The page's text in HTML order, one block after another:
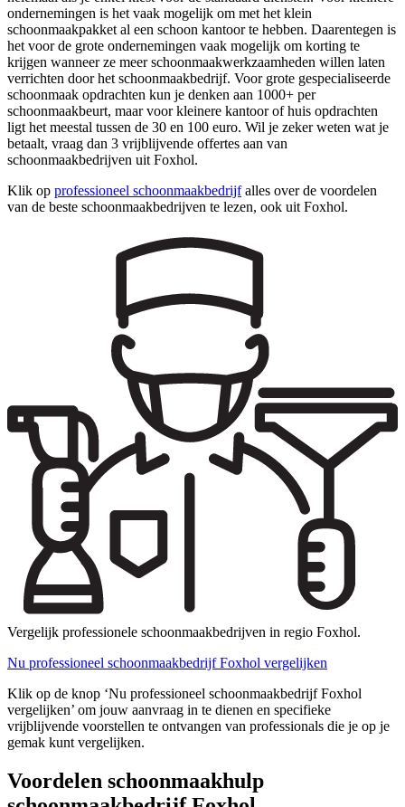
ondernemingen is het vaak mogelijk om met het klein
schoonmaakpakket al een schoon kantoor te hebben. Daarentegen is
het voor de grote ondernemingen vaak mogelijk om korting te
krijgen wanneer ze meer schoonmaakwerkzaamheden willen laten
verrichten door het schoonmaakbedrijf. Voor grote gespecialiseerde
schoonmaak opdrachten kun je denken aan 1000+ per
schoonmaakbeurt, maar voor kleinere kantoor of huis opdrachten
ligt het meestal tussen de 30 en 100 euro. Wil je zeker weten wat je
betaalt, vraag dan 3 vrijblijvende offertes aan van
schoonmaakbedrijven uit Foxhol.
Klik op professioneel schoonmaakbedrijfalles over de voordelen
van de beste schoonmaakbedrijven te lezen, ook uit Foxhol.
Vergelijk professionele schoonmaakbedrijven in regio Foxhol.
Nu professioneel schoonmaakbedrijf Foxhol vergelijken
Klik op de knop ‘Nu professioneel schoonmaakbedrijf Foxhol
vergelijken’ om jouw aanvraag in te dienen en specifieke
vrijblijvende voorstellen te ontvangen van professionals die je op je
gemak kunt vergelijken.
Voordelen schoonmaakhulp